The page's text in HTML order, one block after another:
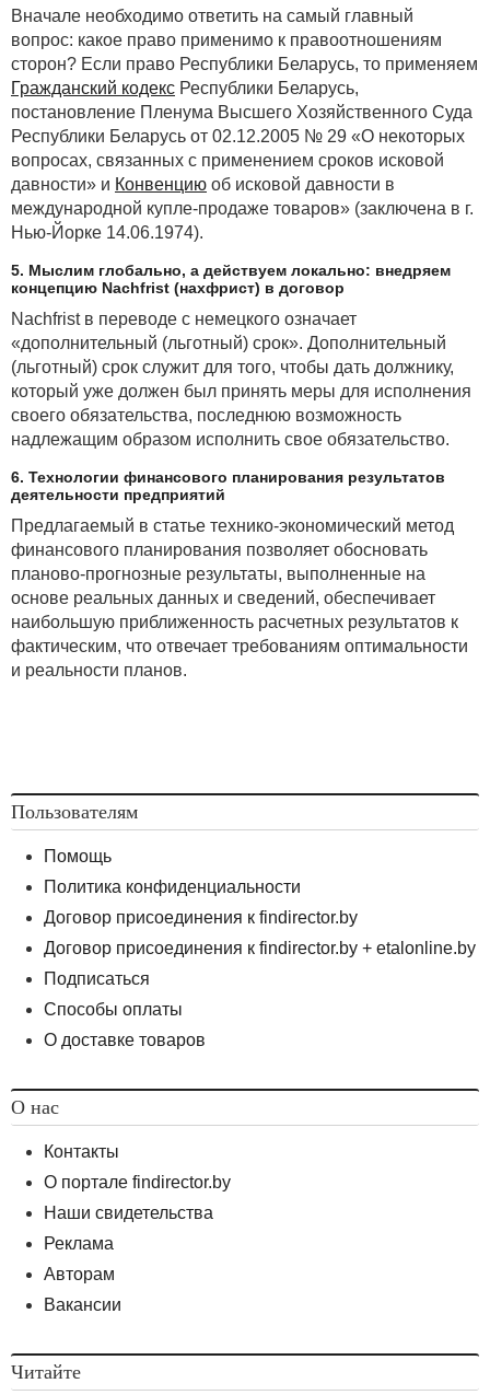
Вначале необходимо ответить на самый главный
вопрос: какое право применимо к правоотношениям
сторон? Если право Республики Беларусь, то применяем
Гражданский кодекс Республики Беларусь,
постановление Пленума Высшего Хозяйственного Суда
Республики Беларусь от 02.12.2005 № 29 «О некоторых
вопросах, связанных с применением сроков исковой
давности» и Конвенцию об исковой давности в
международной купле-продаже товаров» (заключена в г.
Нью-Йорке 14.06.1974).
5. Мыслим глобально, а действуем локально: внедряем
концепцию Nachfrist (нахфрист) в договор
Nachfrist в переводе с немецкого означает
«дополнительный (льготный) срок». Дополнительный
(льготный) срок служит для того, чтобы дать должнику,
который уже должен был принять меры для исполнения
своего обязательства, последнюю возможность
надлежащим образом исполнить свое обязательство.
6. Технологии финансового планирования результатов
деятельности предприятий
Предлагаемый в статье технико-экономический метод
финансового планирования позволяет обосновать
планово-прогнозные результаты, выполненные на
основе реальных данных и сведений, обеспечивает
наибольшую приближенность расчетных результатов к
фактическим, что отвечает требованиям оптимальности
и реальности планов.
Пользователям
Помощь
Политика конфиденциальности
Договор присоединения к findirector.by
Договор присоединения к findirector.by + etalonline.by
Подписаться
Способы оплаты
О доставке товаров
О нас
Контакты
О портале findirector.by
Наши свидетельства
Реклама
Авторам
Вакансии
Читайте